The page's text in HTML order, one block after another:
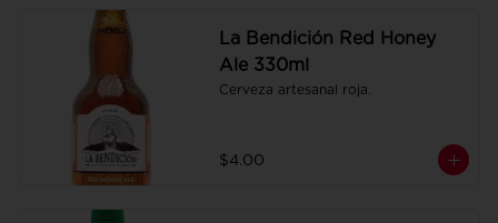
La Bendición Red Honey
Ale 330ml
Cerveza artesanal roja.
$4.00